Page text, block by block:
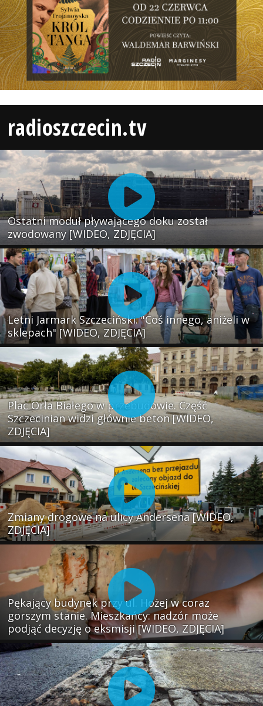
radioszczecin.tv
Ostatni moduł pływającego doku został
zwodowany [WIDEO, ZDJĘCIA]
Letni Jarmark Szczeciński. "Coś innego, aniżeli w
sklepach" [WIDEO, ZDJĘCIA]
Plac Orła Białego w przebudowie. Część
Szczecinian widzi głównie beton [WIDEO,
ZDJĘCIA]
Zmiany drogowe na ulicy Andersena [WIDEO,
ZDJĘCIA]
Pękający budynek przy ul. Hożej w coraz
gorszym stanie. Mieszkańcy: nadzór może
podjąć decyzję o eksmisji [WIDEO, ZDJĘCIA]